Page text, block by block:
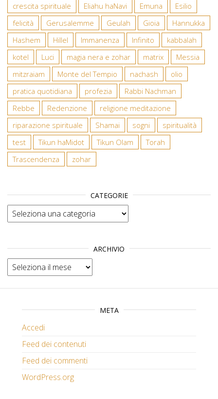
crescita spirituale
Eliahu haNavi Emuna
Esilio
felicità
Gerusalemme Geulah Gioia
Hannukka
Hashem
Hillel Immanenza Infinito
kabbalah
kotel
Luci magia nera e zohar matrix
Messia
mitzraiam
Monte del Tempio nachash
olio
pratica quotidiana
profezia
Rabbi Nachman
Rebbe
Redenzione
religione meditazione
riparazione spirituale
Shamai sogni
spiritualità
test
Tikun haMidot Tikun Olam
Torah
Trascendenza
zohar
CATEGORIE
Categorie
ARCHIVIO
Archivio
META
Accedi
Feed dei contenuti
Feed dei commenti
WordPress.org